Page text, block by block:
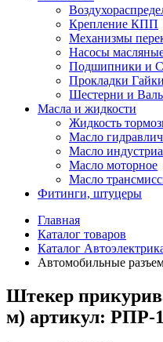
Крепление КПП
Механизмы
Насосы
Подшипники и
Прокладки
Шестерни и
Масла и жидкости
Жидкость
Масло
Масло
Масло моторное
Масло
Фитинги, штуцеры
Главная
Каталог товаров
Каталог
Автомобильные
Штекер
м) артикул: РПР-